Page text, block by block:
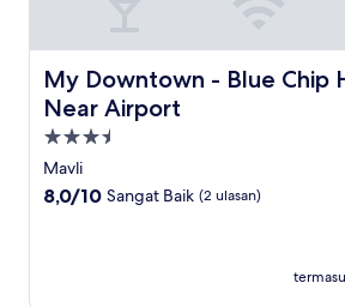
My Downtown - Blue Chip
Near Airport
My Downtown - Blue Chip Hotel
Properti
bintang
3.5
Mavli
8.0
8,0/10 Sangat Baik (2 ulasan)